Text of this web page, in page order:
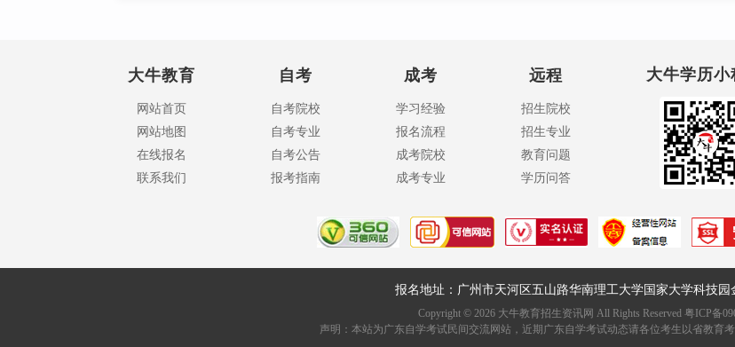
大牛教育
网站首页
网站地图
在线报名
联系我们
自考
自考院校
自考专业
自考公告
报考指南
成考
学习经验
报名流程
成考院校
成考专业
远程
招生院校
招生专业
教育问题
学历问答
大牛学历小
报名地址：广州市天河区五山路华南理工大学国家大学科技园
Copyright © 2026大牛教育招生资讯网 All Rights Reserved 粤ICP备
声明：本站为广东自学考试民间交流网站，近期广东自学考试动态请各位考生以省教育